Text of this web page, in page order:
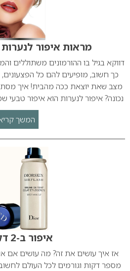
מראות איפור לנערות
דווקא בגיל בו ההורמונים משתוללים
כך חשוב, מופיעים להם כל
מצב שאת יוצאת ככה מהבית! איך
נכונה? איפור לנערות הוא איפור
המשך
איפור ב-2 דקות
אז איך עושים את זה? מה עושים אם
מספר דקות וגורמים לכל העולם